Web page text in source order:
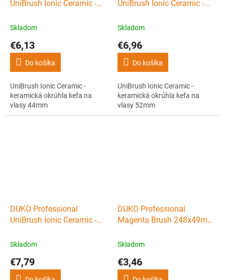
UniBrush Ionic Ceramic -
vlasy 44mm
Skladom
€6,13
Do košíka
UniBrush Ionic Ceramic -
keramická okrúhla kefa na
vlasy 44mm
UniBrush Ionic Ceramic -
vlasy 52mm
Skladom
€6,96
Do košíka
UniBrush Ionic Ceramic -
keramická okrúhla kefa na
vlasy 52mm
DUKO Professional
UniBrush Ionic Ceramic -
vlasy 62mm
Skladom
€7,79
DUKO Professional
Magenta Brush 248x49mm
vlasy 7 radov
Skladom
€3,46